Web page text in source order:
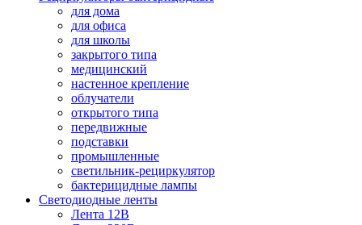
для дома
для офиса
для школы
закрытого типа
медицинский
настенное крепление
облучатели
открытого типа
передвижные
подставки
промышленные
светильник-рециркулятор
бактерицидные лампы
Светодиодные ленты
Лента 12В